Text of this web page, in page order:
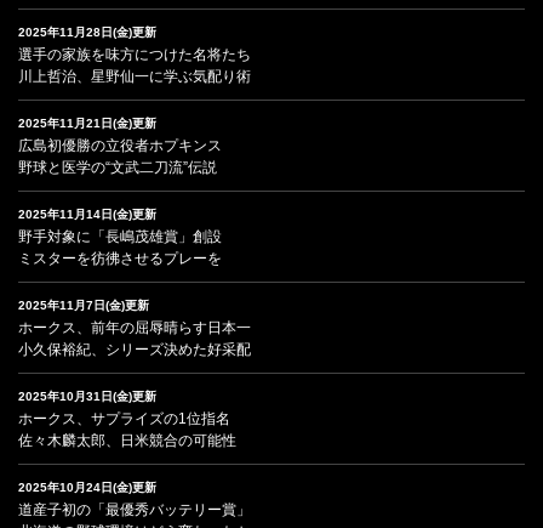
2025年11月28日(金)更新
選手の家族を味方につけた名将たち
川上哲治、星野仙一に学ぶ気配り術
2025年11月21日(金)更新
広島初優勝の立役者ホプキンス
野球と医学の“文武二刀流”伝説
2025年11月14日(金)更新
野手対象に「長嶋茂雄賞」創設
ミスターを彷彿させるプレーを
2025年11月7日(金)更新
ホークス、前年の屈辱晴らす日本一
小久保裕紀、シリーズ決めた好采配
2025年10月31日(金)更新
ホークス、サプライズの1位指名
佐々木麟太郎、日米競合の可能性
2025年10月24日(金)更新
道産子初の「最優秀バッテリー賞」